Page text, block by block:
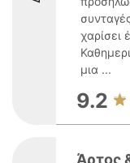
χαρίσει
μια ...
9.2
Άρτος